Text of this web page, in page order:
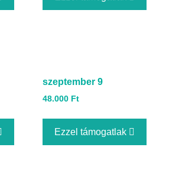
szeptember 9
48.000 Ft
Ezzel támogatlak